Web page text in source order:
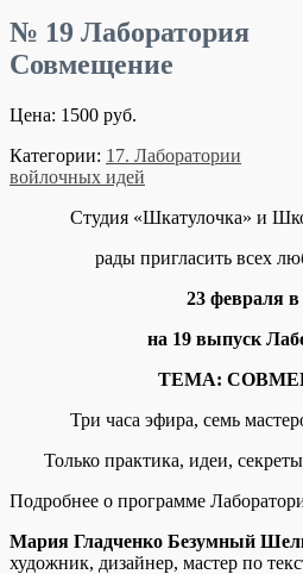
№ 19 Лаборатория
Совмещение
Цена: 1500 руб.
Категории: 17. Лаборатории
войлочных идей
Студия «Шкатулочка» и
рады пригласить всех
23 февраля в
на 19 выпуск
ТЕМА:
Три часа эфира, семь
Только практика, идеи,
Подробнее о программе
Мария Гладченко Безумный
художник, дизайнер, мастер по